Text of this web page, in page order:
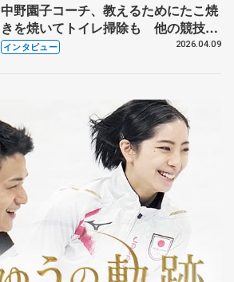
中野園子コーチ、教えるためにたこ焼
きを焼いてトイレ掃除も 他の競技に
も通用するという坂本花織の筋肉
インタビュー 2026.04.09